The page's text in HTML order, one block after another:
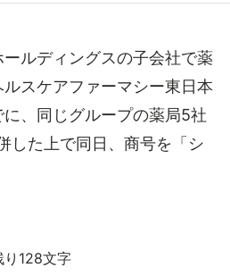
ルディングスの子会社で薬
スケアファーマシー東日本
に、同じグループの薬局5社
した上で同日、商号を「シ
り128文字